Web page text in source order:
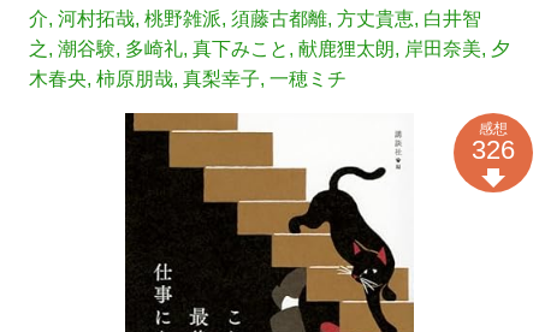
介, 河村拓哉, 桃野雑派, 須藤古都離, 方丈貴恵, 白井智
之, 潮谷験, 多崎礼, 真下みこと , 献鹿狸太朗, 岸田奈美, 夕
木春央, 柿原朋哉, 真梨幸子, 一穂ミチ
感想
326